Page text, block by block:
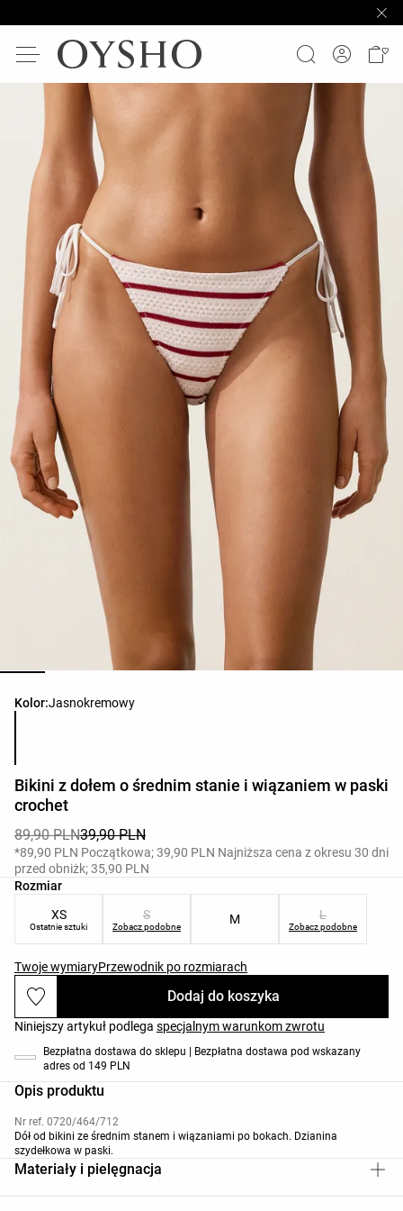
Kolor:Jasnokremowy
Lista kolorów produktu
Bikini z dołem o średnim stanie i wiązaniem w paski
crochet
89,90 PLN39,90 PLN
*89,90 PLN Początkowa; 39,90 PLN Najniższa cena z okresu 30 dni
przed obniżk; 35,90 PLN
Rozmiar
Lista rozmiarów produktu
XS
Ostatnie sztuki
S
Zobacz podobne
M L
Zobacz podobne
Twoje wymiaryPrzewodnik po rozmiarach
Dodaj do koszyka
Niniejszy artykuł podlega specjalnym warunkom zwrotu
Bezpłatna dostawa do sklepu | Bezpłatna dostawa pod wskazany
adres od 149 PLN
Opis produktu
Nr ref. 0720/464/712
Dół od bikini ze średnim stanem i wiązaniami po bokach. Dzianina
szydełkowa w paski.
Materiały i pielęgnacja